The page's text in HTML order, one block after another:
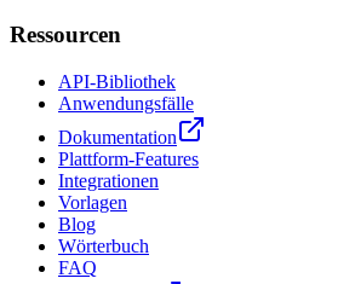
Ressourcen
API-Bibliothek
Anwendungsfälle
Dokumentation
Plattform-Features
Integrationen
Vorlagen
Blog
Wörterbuch
FAQ